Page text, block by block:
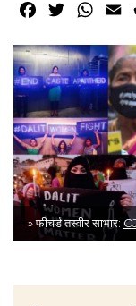
Facebook
Twitter
» फीचर्ड तस्वीर साभार: